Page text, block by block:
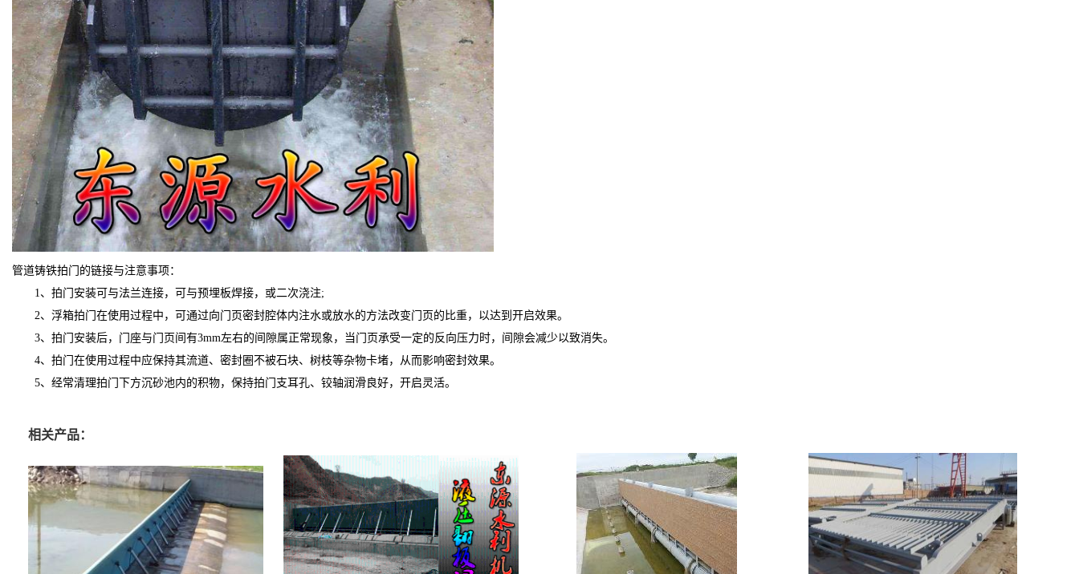
管道铸铁拍门的链接与注意事项：
1、拍门安装可与法兰连接，可与预埋板焊接，或二次浇注;
2、浮箱拍门在使用过程中，可通过向门页密封腔体内注水或放水的方法改变门页的比重，以达到开启效果。
3、拍门安装后，门座与门页间有3mm左右的间隙属正常现象，当门页承受一定的反向压力时，间隙会减少以致消失。
4、拍门在使用过程中应保持其流道、密封圈不被石块、树枝等杂物卡堵，从而影响密封效果。
5、经常清理拍门下方沉砂池内的积物，保持拍门支耳孔、铰轴润滑良好，开启灵活。
相关产品：